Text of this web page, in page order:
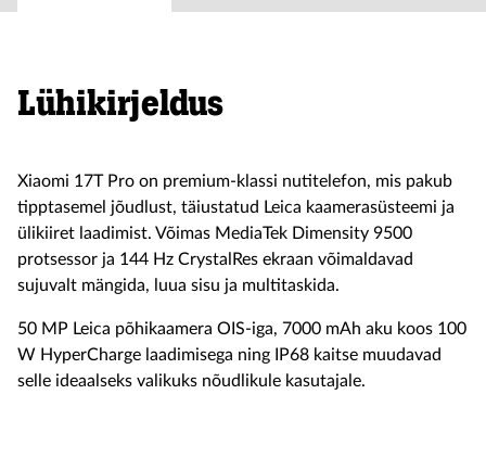
Lühikirjeldus
Xiaomi 17T Pro on premium-klassi nutitelefon, mis pakub
tipptasemel jõudlust, täiustatud Leica kaamerasüsteemi ja
ülikiiret laadimist. Võimas MediaTek Dimensity 9500
protsessor ja 144 Hz CrystalRes ekraan võimaldavad
sujuvalt mängida, luua sisu ja multitaskida.
50 MP Leica põhikaamera OIS-iga, 7000 mAh aku koos 100
W HyperCharge laadimisega ning IP68 kaitse muudavad
selle ideaalseks valikuks nõudlikule kasutajale.